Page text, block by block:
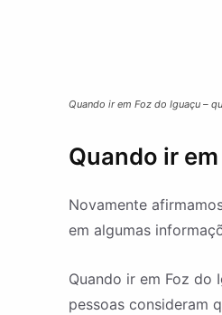
Quando ir em Foz do Iguaçu –
Quando ir
Novamente
em algumas
Quando ir em Foz do
pessoas consideram